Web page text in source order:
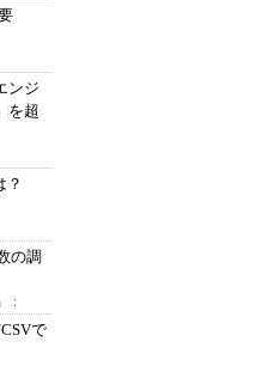
ンジ
を超
？
の調
：
で